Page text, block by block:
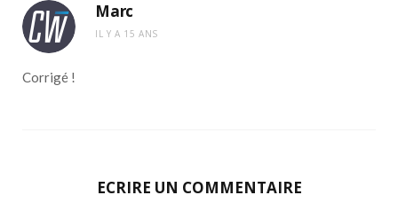
Marc
IL Y A 15 ANS
Corrigé !
ECRIRE UN COMMENTAIRE